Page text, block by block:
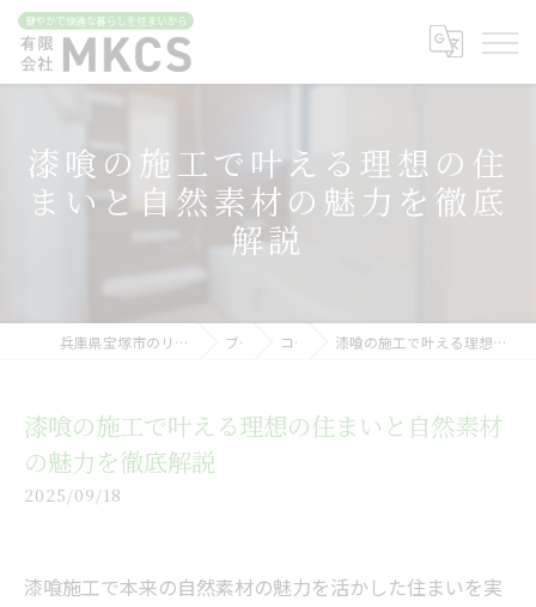
漆喰の施工で叶える理想の住
まいと自然素材の魅力を徹底
解説
兵庫県宝塚市のリフォームなら有限会社MKCS ブログ コラム 漆喰の施工で叶える理想の住まいと自然素材の魅力を徹底解説
漆喰の施工で叶える理想の住まいと自然素材
の魅力を徹底解説
2025/09/18
漆喰施工で本来の自然素材の魅力を活かした住まいを実